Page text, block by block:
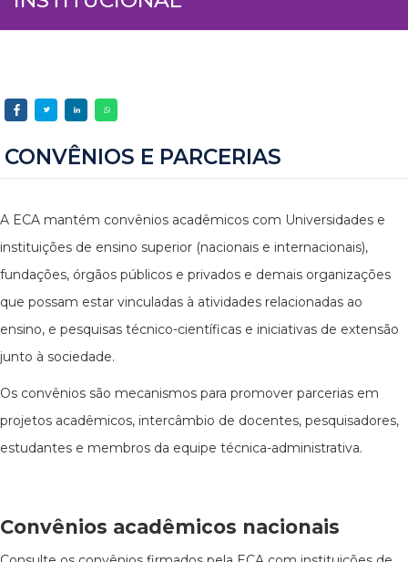
CONVÊNIOS E PARCERIAS
A ECA mantém convênios acadêmicos com Universidades e
instituições de ensino superior (nacionais e internacionais),
fundações, órgãos públicos e privados e demais organizações
que possam estar vinculadas à atividades relacionadas ao
ensino, e pesquisas técnico-científicas e iniciativas de extensão
junto à sociedade.
Os convênios são mecanismos para promover parcerias em
projetos acadêmicos, intercâmbio de docentes, pesquisadores,
estudantes e membros da equipe técnica-administrativa.
Convênios acadêmicos nacionais